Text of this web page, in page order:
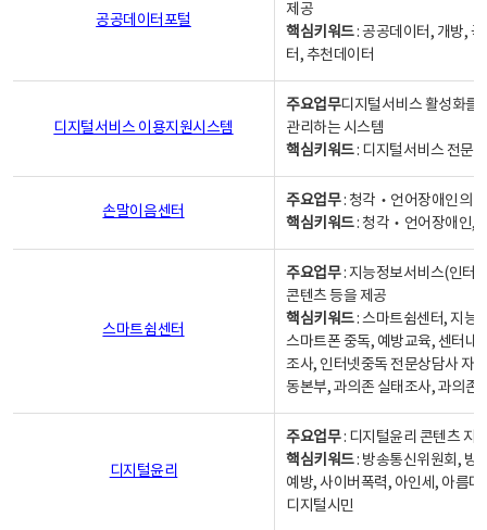
공공데이터포털
제공
핵심키워드: 공공데이터, 개방,
터, 추천데이터
디지털서비스 이용지원시스템
주요업무디지털서비스 활성화를
관리하는 시스템
핵심키워드: 디지털서비스 전문
손말이음센터
주요업무: 청각‧언어장애인의
핵심키워드: 청각‧언어장애인,
스마트쉼센터
주요업무: 지능정보서비스(인터
콘텐츠 등을 제공
핵심키워드: 스마트쉼센터, 지능
스마트폰 중독, 예방교육, 센터내
조사, 인터넷중독 전문상담사 자
동본부, 과의존 실태조사, 과의존
디지털윤리
주요업무: 디지털윤리 콘텐츠 지
핵심키워드: 방송통신위원회, 방
예방, 사이버폭력, 아인세, 아름
디지털시민